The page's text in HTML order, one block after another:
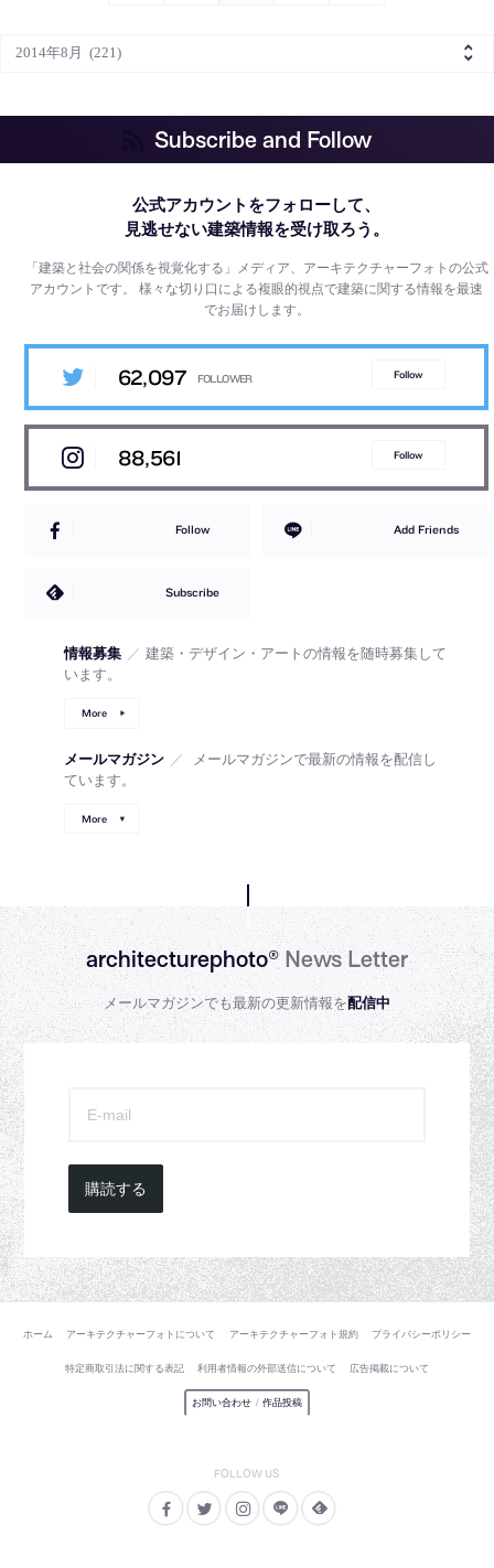
Subscribe and Follow
公式アカウントをフォローして、
見逃せない建築情報を受け取ろう。
「建築と社会の関係を視覚化する」メディア、アーキテクチャーフォトの公式
アカウントです。様々な切り口による複眼的視点で建築に関する情報を最速
でお届けします。
62,097 Follow
88,561 Follow
Follow Add Friends
Subscribe
情報募集 ／ 建築・デザイン・アートの情報を随時募集して
います。
More
メールマガジン ／
メールマガジンで最新の情報を配信し
ています。
More
architecturephoto®News Letter
メールマガジンでも最新の更新情報を配信中
購読する
ホーム アーキテクチャーフォトについて アーキテクチャーフォト規約 プライバシーポリシー
特定商取引法に関する表記 利用者情報の外部送信について 広告掲載について
お問い合わせ / 作品投稿